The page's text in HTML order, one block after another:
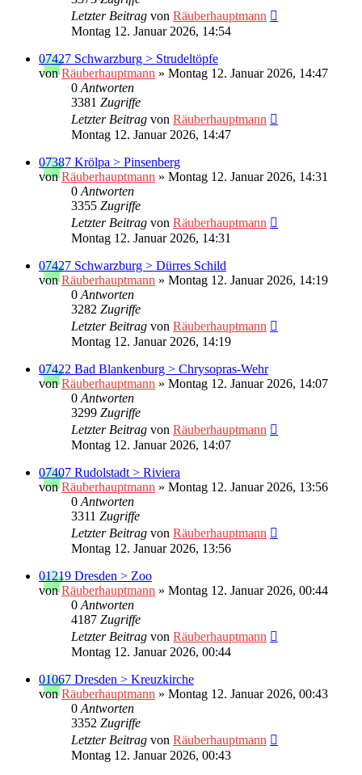
Letzter Beitrag von Räuberhauptmann
Montag 12. Januar 2026, 14:54
07427 Schwarzburg > Strudeltöpfe
vonRäuberhauptmann » Montag 12. Januar 2026, 14:47
0 Antworten
3381 Zugriffe
Letzter Beitrag von Räuberhauptmann
Montag 12. Januar 2026, 14:47
07387 Krölpa > Pinsenberg
vonRäuberhauptmann » Montag 12. Januar 2026, 14:31
0 Antworten
3355 Zugriffe
Letzter Beitrag von Räuberhauptmann
Montag 12. Januar 2026, 14:31
07427 Schwarzburg > Dürres Schild
vonRäuberhauptmann » Montag 12. Januar 2026, 14:19
0 Antworten
3282 Zugriffe
Letzter Beitrag von Räuberhauptmann
Montag 12. Januar 2026, 14:19
07422 Bad Blankenburg > Chrysopras-Wehr
vonRäuberhauptmann » Montag 12. Januar 2026, 14:07
0 Antworten
3299 Zugriffe
Letzter Beitrag von Räuberhauptmann
Montag 12. Januar 2026, 14:07
07407 Rudolstadt > Riviera
vonRäuberhauptmann » Montag 12. Januar 2026, 13:56
0 Antworten
3311 Zugriffe
Letzter Beitrag von Räuberhauptmann
Montag 12. Januar 2026, 13:56
01219 Dresden > Zoo
vonRäuberhauptmann » Montag 12. Januar 2026, 00:44
0 Antworten
4187 Zugriffe
Letzter Beitrag von Räuberhauptmann
Montag 12. Januar 2026, 00:44
01067 Dresden > Kreuzkirche
vonRäuberhauptmann » Montag 12. Januar 2026, 00:43
0 Antworten
3352 Zugriffe
Letzter Beitrag von Räuberhauptmann
Montag 12. Januar 2026, 00:43